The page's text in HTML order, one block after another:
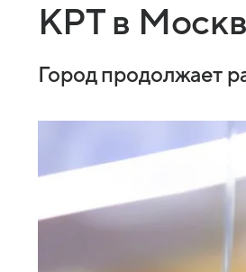
КРТ в
Город продолжает